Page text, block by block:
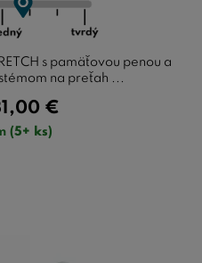
s pamäťovou penou a
na preťah ...
€
(5+ ks)